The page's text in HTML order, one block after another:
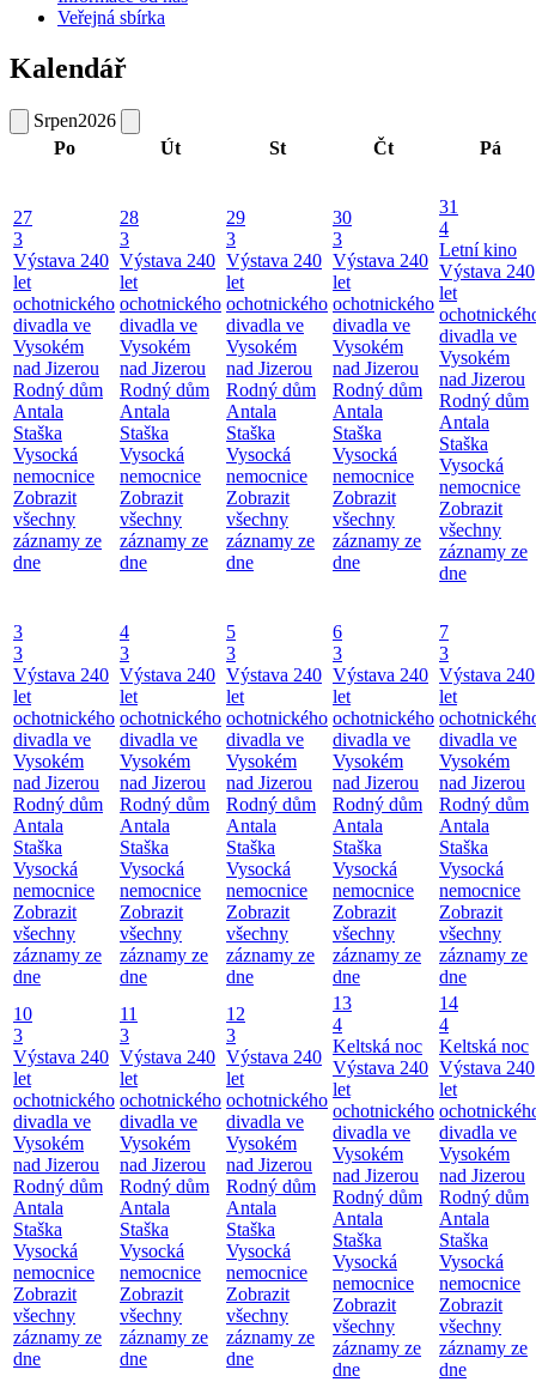
Veřejná sbírka
Kalendář
Srpen2026
Po
Út St Čt Pá
27
3
Výstava 240
let
ochotnického
divadla ve
Vysokém
nad Jizerou
Rodný dům
Antala
Staška
Vysocká
nemocnice
Zobrazit
všechny
záznamy ze
dne
28
3
Výstava 240
let
ochotnického
divadla ve
Vysokém
nad Jizerou
Rodný dům
Antala
Staška
Vysocká
nemocnice
Zobrazit
všechny
záznamy ze
dne
29
3
Výstava 240
let
ochotnického
divadla ve
Vysokém
nad Jizerou
Rodný dům
Antala
Staška
Vysocká
nemocnice
Zobrazit
všechny
záznamy ze
dne
30
3
Výstava 240
let
ochotnického
divadla ve
Vysokém
nad Jizerou
Rodný dům
Antala
Staška
Vysocká
nemocnice
Zobrazit
všechny
záznamy ze
dne
31
4
Letní kino
Výstava 240
let
divadla ve
Vysokém
nad Jizerou
Rodný dům
Antala
Staška
Vysocká
nemocnice
Zobrazit
všechny
záznamy ze
dne
3
3
Výstava 240
let
ochotnického
divadla ve
Vysokém
nad Jizerou
Rodný dům
Antala
Staška
Vysocká
nemocnice
Zobrazit
všechny
záznamy ze
dne
4
3
Výstava 240
let
ochotnického
divadla ve
Vysokém
nad Jizerou
Rodný dům
Antala
Staška
Vysocká
nemocnice
Zobrazit
všechny
záznamy ze
dne
5
3
Výstava 240
let
ochotnického
divadla ve
Vysokém
nad Jizerou
Rodný dům
Antala
Staška
Vysocká
nemocnice
Zobrazit
všechny
záznamy ze
dne
6
3
Výstava 240
let
ochotnického
divadla ve
Vysokém
nad Jizerou
Rodný dům
Antala
Staška
Vysocká
nemocnice
Zobrazit
všechny
záznamy ze
dne
7
3
Výstava 240
let
divadla ve
Vysokém
nad Jizerou
Rodný dům
Antala
Staška
Vysocká
nemocnice
Zobrazit
všechny
záznamy ze
dne
10
3
Výstava 240
let
ochotnického
divadla ve
Vysokém
nad Jizerou
Rodný dům
Antala
Staška
Vysocká
nemocnice
Zobrazit
všechny
záznamy ze
dne
11
3
Výstava 240
let
ochotnického
divadla ve
Vysokém
nad Jizerou
Rodný dům
Antala
Staška
Vysocká
nemocnice
Zobrazit
všechny
záznamy ze
dne
12
3
Výstava 240
let
ochotnického
divadla ve
Vysokém
nad Jizerou
Rodný dům
Antala
Staška
Vysocká
nemocnice
Zobrazit
všechny
záznamy ze
dne
13
4
Keltská noc
Výstava 240
let
ochotnického
divadla ve
Vysokém
nad Jizerou
Rodný dům
Antala
Staška
Vysocká
nemocnice
Zobrazit
všechny
záznamy ze
dne
14
4
Keltská noc
Výstava 240
let
divadla ve
Vysokém
nad Jizerou
Rodný dům
Antala
Staška
Vysocká
nemocnice
Zobrazit
všechny
záznamy ze
dne